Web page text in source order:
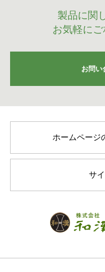
製品に関
お気軽にご
お問い
ホームページ
サ